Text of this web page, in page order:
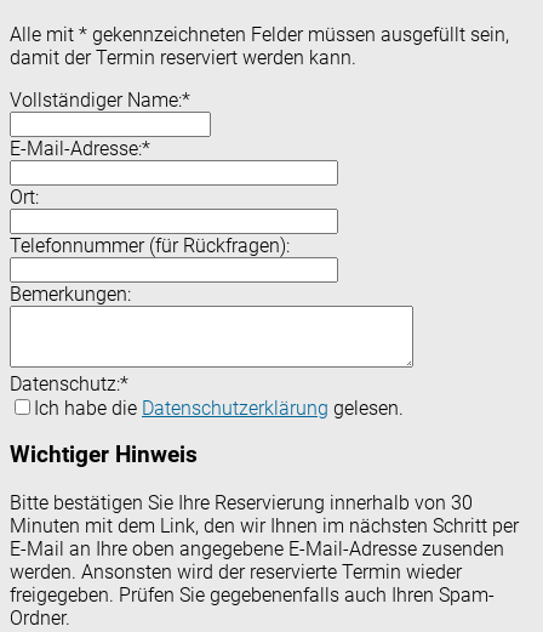
Alle mit * gekennzeichneten Felder müssen ausgefüllt sein,
damit der Termin reserviert werden kann.
Vollständiger Name:*
E-Mail-Adresse:*
Ort:
Telefonnummer (für Rückfragen):
Bemerkungen:
Datenschutz:*
Ich habe die Datenschutzerklärung gelesen.
Wichtiger Hinweis
Bitte bestätigen Sie Ihre Reservierung innerhalb von 30
Minuten mit dem Link, den wir Ihnen im nächsten Schritt per
E-Mail an Ihre oben angegebene E-Mail-Adresse zusenden
werden. Ansonsten wird der reservierte Termin wieder
freigegeben. Prüfen Sie gegebenenfalls auch Ihren Spam-
Ordner.